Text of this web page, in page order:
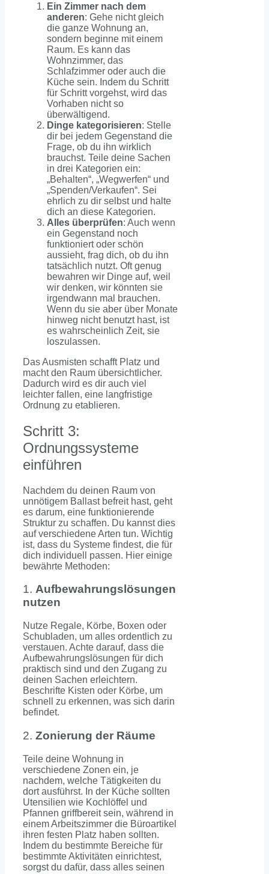
Ein Zimmer nach dem
anderen: Gehe nicht gleich
die ganze Wohnung an,
sondern beginne mit einem
Raum. Es kann das
Wohnzimmer, das
Schlafzimmer oder auch die
Küche sein. Indem du Schritt
für Schritt vorgehst, wird das
Vorhaben nicht so
überwältigend.
Dinge kategorisieren: Stelle
dir bei jedem Gegenstand die
Frage, ob du ihn wirklich
brauchst. Teile deine Sachen
in drei Kategorien ein:
„Behalten“, „Wegwerfen“ und
„Spenden/Verkaufen“. Sei
ehrlich zu dir selbst und halte
dich an diese Kategorien.
Alles überprüfen: Auch wenn
ein Gegenstand noch
funktioniert oder schön
aussieht, frag dich, ob du ihn
tatsächlich nutzt. Oft genug
bewahren wir Dinge auf, weil
wir denken, wir könnten sie
irgendwann mal brauchen.
Wenn du sie aber über Monate
hinweg nicht benutzt hast, ist
es wahrscheinlich Zeit, sie
loszulassen.
Das Ausmisten schafft Platz und
macht den Raum übersichtlicher.
Dadurch wird es dir auch viel
leichter fallen, eine langfristige
Ordnung zu etablieren.
Schritt 3:
Ordnungssysteme
einführen
Nachdem du deinen Raum von
unnötigem Ballast befreit hast, geht
es darum, eine funktionierende
Struktur zu schaffen. Du kannst dies
auf verschiedene Arten tun. Wichtig
ist, dass du Systeme findest, die für
dich individuell passen. Hier einige
bewährte Methoden:
1. Aufbewahrungslösungen
nutzen
Nutze Regale, Körbe, Boxen oder
Schubladen, um alles ordentlich zu
verstauen. Achte darauf, dass die
Aufbewahrungslösungen für dich
praktisch sind und den Zugang zu
deinen Sachen erleichtern.
Beschrifte Kisten oder Körbe, um
schnell zu erkennen, was sich darin
befindet.
2. Zonierung der Räume
Teile deine Wohnung in
verschiedene Zonen ein, je
nachdem, welche Tätigkeiten du
dort ausführst. In der Küche sollten
Utensilien wie Kochlöffel und
Pfannen griffbereit sein, während in
einem Arbeitszimmer die Büroartikel
ihren festen Platz haben sollten.
Indem du bestimmte Bereiche für
bestimmte Aktivitäten einrichtest,
sorgst du dafür, dass alles seinen